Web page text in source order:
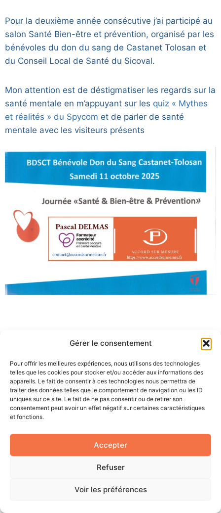
Gérer le consentement
Pour offrir les meilleures expériences, nous utilisons des technologies
telles que les cookies pour stocker et/ou accéder aux informations des
appareils. Le fait de consentir à ces technologies nous permettra de
traiter des données telles que le comportement de navigation ou les ID
uniques sur ce site. Le fait de ne pas consentir ou de retirer son
consentement peut avoir un effet négatif sur certaines caractéristiques
et fonctions.
Accepter
Refuser
Voir les préférences
Pour la deuxième année consécutive j’ai participé au
salon Santé Bien-être et prévention, organisé par les
bénévoles du don du sang de Castanet Tolosan et
du Conseil Local de Santé du Sicoval.
Mon attention est de déstigmatiser les regards sur la
santé mentale en m’appuyant sur les quiz « Mythes
et réalités » du Spycom et de parler de santé
mentale avec les visiteurs présents